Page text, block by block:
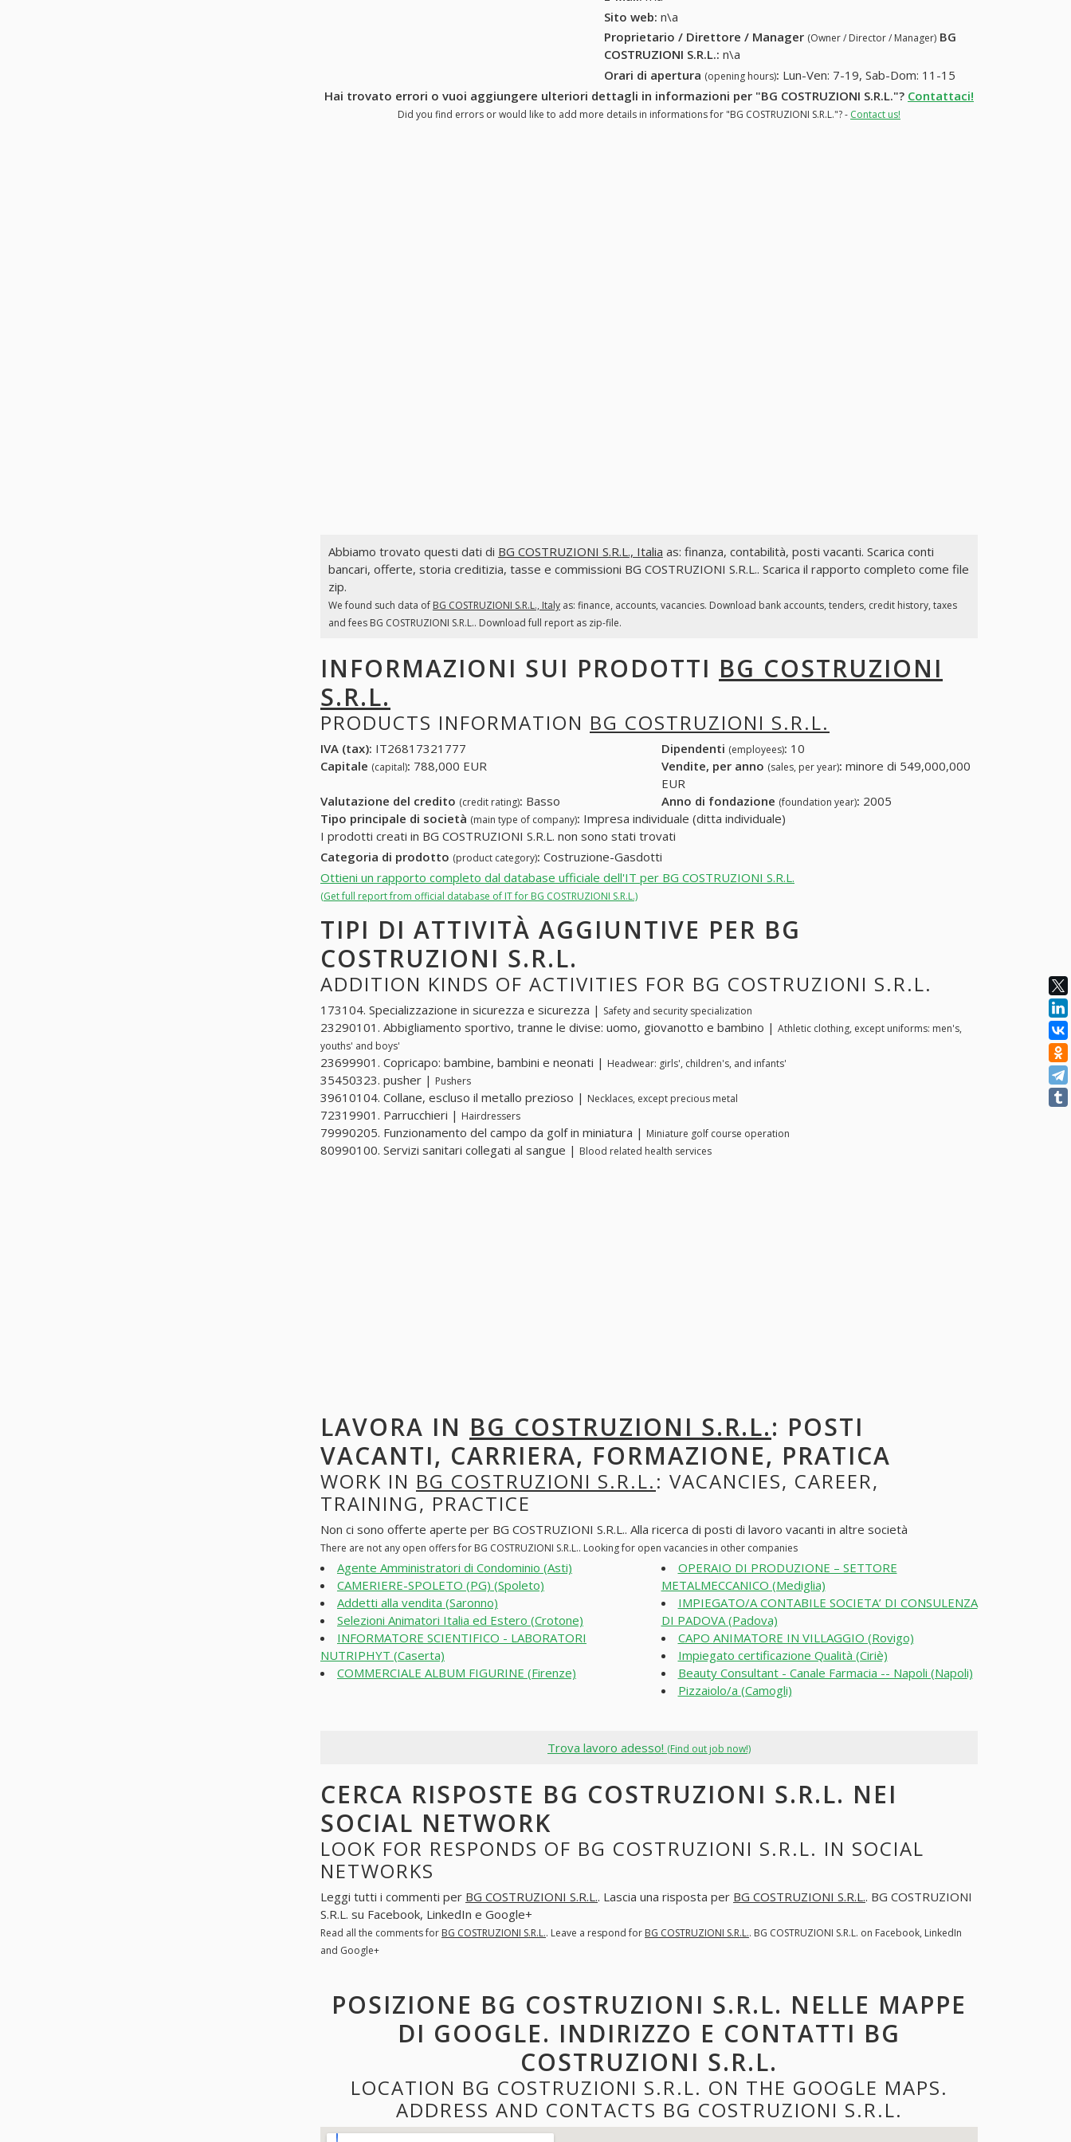
Sito web: n\a
Proprietario / Direttore / Manager (Owner / Director / Manager) BG
COSTRUZIONI S.R.L.: n\a
Orari di apertura (opening hours): Lun-Ven: 7-19, Sab-Dom: 11-15
Hai trovato errori o vuoi aggiungere ulteriori dettagli in informazioni per "BG COSTRUZIONI S.R.L."? Contattaci!
Did you find errors or would like to add more details in informations for "BG COSTRUZIONI S.R.L."? - Contact us!
Abbiamo trovato questi dati di BG COSTRUZIONI S.R.L., Italia as: finanza, contabilità, posti vacanti. Scarica conti
bancari, offerte, storia creditizia, tasse e commissioni BG COSTRUZIONI S.R.L.. Scarica il rapporto completo come file
zip.
We found such data of BG COSTRUZIONI S.R.L., Italyas: finance, accounts, vacancies. Download bank accounts, tenders, credit history, taxes
and fees BG COSTRUZIONI S.R.L.. Download full report as zip-file.
INFORMAZIONI SUI PRODOTTI BG COSTRUZIONI
S.R.L.
PRODUCTS INFORMATION BG COSTRUZIONI S.R.L.
IVA (tax): IT26817321777 Dipendenti (employees): 10
Capitale (capital): 788,000 EUR Vendite, per anno (sales, per year): minore di 549,000,000
EUR
Valutazione del credito (credit rating): Basso Anno di fondazione (foundation year): 2005
Tipo principale di società (main type of company): Impresa individuale (ditta individuale)
I prodotti creati in BG COSTRUZIONI S.R.L. non sono stati trovati
Categoria di prodotto (product category): Costruzione-Gasdotti
Ottieni un rapporto completo dal database ufficiale dell'IT per BG COSTRUZIONI S.R.L.
(Get full report from official database of IT for BG COSTRUZIONI S.R.L.)
TIPI DI ATTIVITÀ AGGIUNTIVE PER BG
COSTRUZIONI S.R.L.
ADDITION KINDS OF ACTIVITIES FOR BG COSTRUZIONI S.R.L.
173104. Specializzazione in sicurezza e sicurezza | Safety and security specialization
23290101. Abbigliamento sportivo, tranne le divise: uomo, giovanotto e bambino | Athletic clothing, except uniforms: men's,
youths' and boys'
23699901. Copricapo: bambine, bambini e neonati | Headwear: girls', children's, and infants'
35450323. pusher | Pushers
39610104. Collane, escluso il metallo prezioso | Necklaces, except precious metal
72319901. Parrucchieri | Hairdressers
79990205. Funzionamento del campo da golf in miniatura | Miniature golf course operation
80990100. Servizi sanitari collegati al sangue | Blood related health services
LAVORA IN BG COSTRUZIONI S.R.L.: POSTI
VACANTI, CARRIERA, FORMAZIONE, PRATICA
WORK IN BG COSTRUZIONI S.R.L.: VACANCIES, CAREER,
TRAINING, PRACTICE
Non ci sono offerte aperte per BG COSTRUZIONI S.R.L.. Alla ricerca di posti di lavoro vacanti in altre società
There are not any open offers for BG COSTRUZIONI S.R.L.. Looking for open vacancies in other companies
Agente Amministratori di Condominio (Asti)
CAMERIERE-SPOLETO (PG) (Spoleto)
Addetti alla vendita (Saronno)
Selezioni Animatori Italia ed Estero (Crotone)
INFORMATORE SCIENTIFICO - LABORATORI
NUTRIPHYT (Caserta)
COMMERCIALE ALBUM FIGURINE (Firenze)
OPERAIO DI PRODUZIONE – SETTORE
METALMECCANICO (Mediglia)
IMPIEGATO/A CONTABILE SOCIETA’ DI CONSULENZA
DI PADOVA (Padova)
CAPO ANIMATORE IN VILLAGGIO (Rovigo)
Impiegato certificazione Qualità (Ciriè)
Beauty Consultant - Canale Farmacia -- Napoli (Napoli)
Pizzaiolo/a (Camogli)
Trova lavoro adesso! (Find out job now!)
CERCA RISPOSTE BG COSTRUZIONI S.R.L. NEI
SOCIAL NETWORK
LOOK FOR RESPONDS OF BG COSTRUZIONI S.R.L. IN SOCIAL
NETWORKS
Leggi tutti i commenti per BG COSTRUZIONI S.R.L.. Lascia una risposta per BG COSTRUZIONI S.R.L.. BG COSTRUZIONI
S.R.L. su Facebook, LinkedIn e Google+
Read all the comments for BG COSTRUZIONI S.R.L.. Leave a respond for BG COSTRUZIONI S.R.L.. BG COSTRUZIONI S.R.L. on Facebook, LinkedIn
and Google+
POSIZIONE BG COSTRUZIONI S.R.L. NELLE MAPPE
DI GOOGLE. INDIRIZZO E CONTATTI BG
COSTRUZIONI S.R.L.
LOCATION BG COSTRUZIONI S.R.L. ON THE GOOGLE MAPS.
ADDRESS AND CONTACTS BG COSTRUZIONI S.R.L.